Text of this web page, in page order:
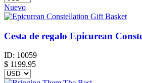
Nuevo
Cesta de regalo Epicurean
ID: 10059
$ 1199.95